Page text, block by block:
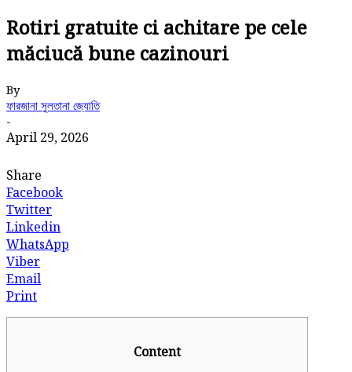
Rotiri gratuite ci achitare pe cele
măciucă bune cazinouri
By
ফারজানা সুলতানা জ্যোতি
-
April 29, 2026
Share
Facebook
Twitter
Linkedin
WhatsApp
Viber
Email
Print
Content